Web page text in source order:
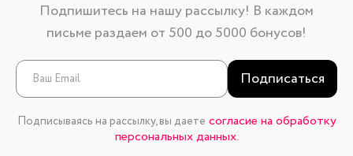
Подпишитесь на нашу рассылку! В каждом
письме раздаем от 500 до 5000 бонусов!
Подписаться
Подписываясь на рассылку, вы даете согласие на обработку
персональных данных.